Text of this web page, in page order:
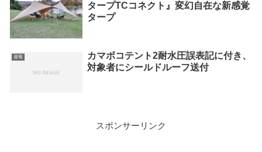
タープTCコネクト』変幻自在な新感覚
タープ
速報
カマボコテント2耐水圧誤表記に付き、
対象者にシールドルーフ送付
スポンサーリンク